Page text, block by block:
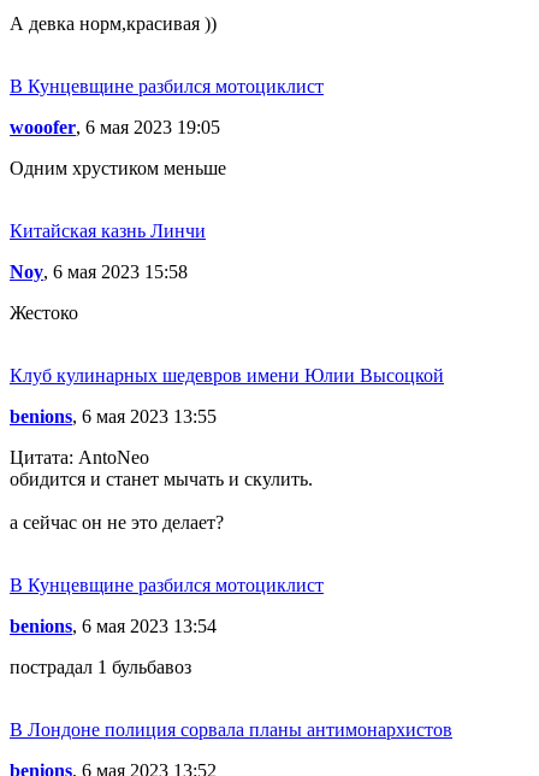
А девка норм,красивая ))
В Кунцевщине разбился мотоциклист
wooofer, 6 мая 2023 19:05
Одним хрустиком меньше
Китайская казнь Линчи
Noy, 6 мая 2023 15:58
Жестоко
Клуб кулинарных шедевров имени Юлии Высоцкой
benions, 6 мая 2023 13:55
Цитата: AntoNeo
обидится и станет мычать и скулить.
а сейчас он не это делает?
В Кунцевщине разбился мотоциклист
benions, 6 мая 2023 13:54
пострадал 1 бульбавоз
В Лондоне полиция сорвала планы антимонархистов
benions, 6 мая 2023 13:52